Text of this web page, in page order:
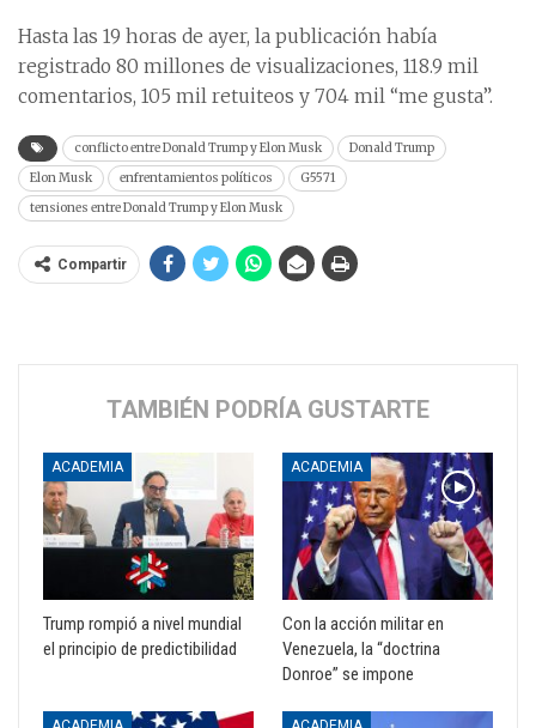
Hasta las 19 horas de ayer, la publicación había
registrado 80 millones de visualizaciones, 118.9 mil
comentarios, 105 mil retuiteos y 704 mil “me gusta”.
conflicto entre Donald Trump y Elon Musk
Donald Trump
Elon Musk
enfrentamientos políticos
G5571
tensiones entre Donald Trump y Elon Musk
Compartir
TAMBIÉN PODRÍA GUSTARTE
ACADEMIA
Trump rompió a nivel mundial
el principio de predictibilidad
ACADEMIA
Con la acción militar en
Venezuela, la “doctrina
Donroe” se impone